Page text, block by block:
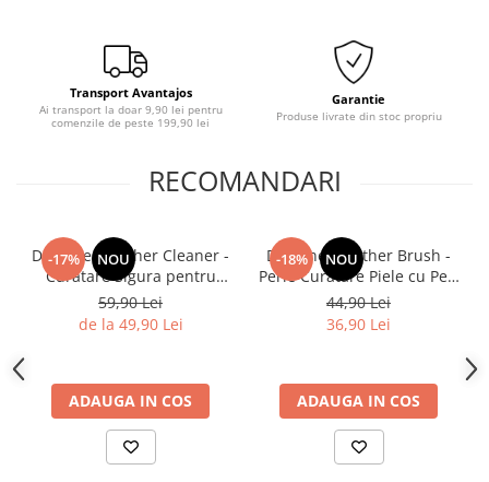
Transport Avantajos
Ai transport la doar 9,90 lei pentru
comenzile de peste 199,90 lei
Garantie
Produse livrate din stoc propriu
RECOMANDARI
-17% NOU
Deturner Leather Cleaner -
Curatare Sigura pentru
Tapiterie din Piele cu
Spuma Controlata si Finisaj
Mat 250ml
59,90 Lei
de la 49,90 Lei
ADAUGA IN COS
-18% NOU
Deturner Leather Brush -
Perie Curatare Piele cu Peri
Delicati Pentru Detailing
Interior
44,90 Lei
36,90 Lei
ADAUGA IN COS